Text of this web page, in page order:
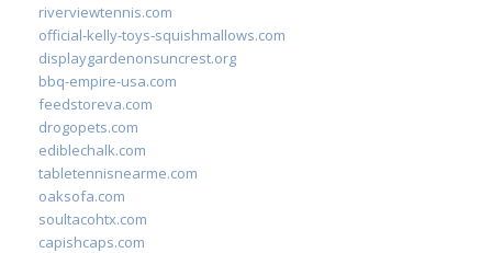
riverviewtennis.com
official-kelly-toys-squishmallows.com
displaygardenonsuncrest.org
bbq-empire-usa.com
feedstoreva.com
drogopets.com
ediblechalk.com
tabletennisnearme.com
oaksofa.com
soultacohtx.com
capishcaps.com